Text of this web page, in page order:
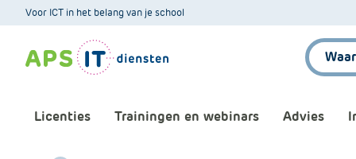
Voor ICT in het belang van je school
Zoeken:
Licenties Trainingen en webinars Advies